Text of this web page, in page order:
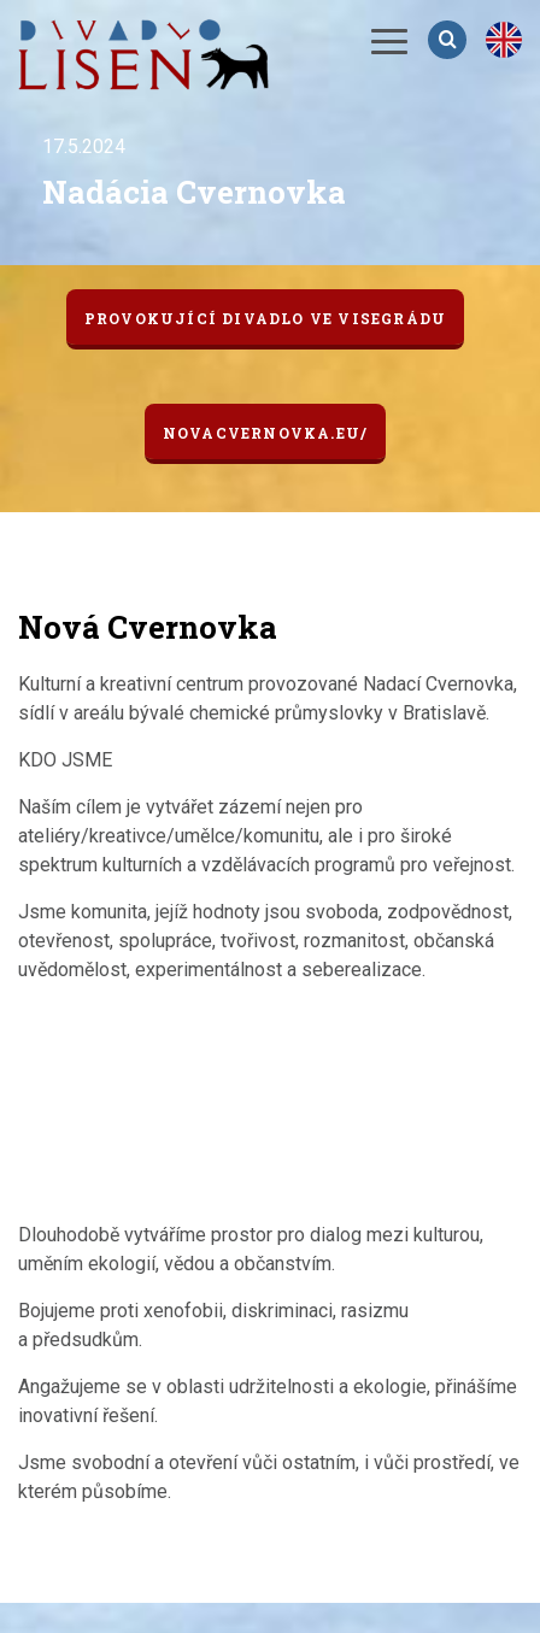
Menu
17.5.2024
Nadácia Cvernovka
PROVOKUJÍCÍ DIVADLO VE VISEGRÁDU
NOVACVERNOVKA.EU/
Nová Cvernovka
Kulturní a kreativní centrum provozované Nadací Cvernovka,
sídlí v areálu bývalé chemické průmyslovky v Bratislavě.
KDO JSME
Naším cílem je vytvářet zázemí nejen pro
ateliéry/kreativce/umělce/komunitu, ale i pro široké
spektrum kulturních a vzdělávacích programů pro veřejnost.
Jsme komunita, jejíž hodnoty jsou svoboda, zodpovědnost,
otevřenost, spolupráce, tvořivost, rozmanitost, občanská
uvědomělost, experimentálnost a seberealizace.
Dlouhodobě vytváříme prostor pro dialog mezi kulturou,
uměním ekologií, vědou a občanstvím.
Bojujeme proti xenofobii, diskriminaci, rasizmu
a předsudkům.
Angažujeme se v oblasti udržitelnosti a ekologie, přinášíme
inovativní řešení.
Jsme svobodní a otevření vůči ostatním, i vůči prostředí, ve
kterém působíme.